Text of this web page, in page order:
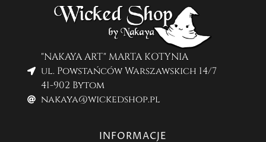
"NAKAYA ART" MARTA KOTYNIA
ul. Powstańców Warszawskich 14/7
41-902 Bytom
nakaya@wickedshop.pl
INFORMACJE